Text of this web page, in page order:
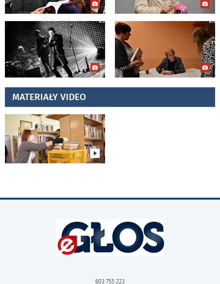
MATERIAŁY VIDEO
603 755 223